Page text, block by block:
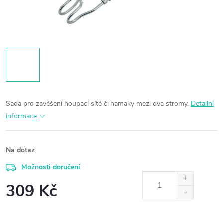
Sada pro zavěšení houpací sítě či hamaky mezi dva stromy. Detailní
informace
Na dotaz
Možnosti doručení
309 Kč